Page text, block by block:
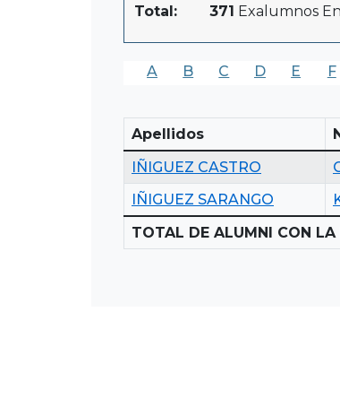
Total:
371 Exalumnos
A B C D E F
Apellidos
IÑIGUEZ CASTRO
IÑIGUEZ SARANGO
TOTAL DE ALUMNI CON LA